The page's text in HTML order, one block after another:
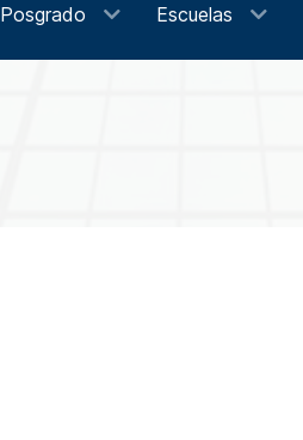
Posgrado Escuelas